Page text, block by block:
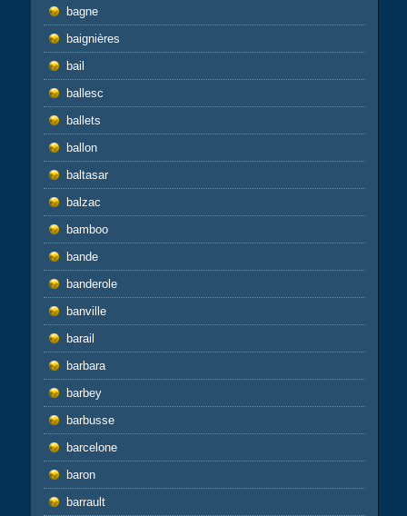
bagne
baignières
bail
ballesc
ballets
ballon
baltasar
balzac
bamboo
bande
banderole
banville
barail
barbara
barbey
barbusse
barcelone
baron
barrault